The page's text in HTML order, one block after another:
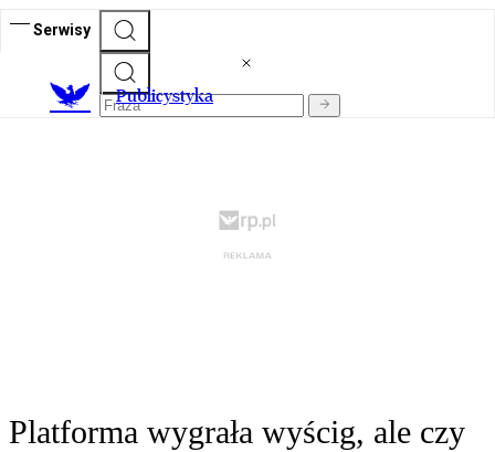
Serwisy
Publicystyka
Platforma wygrała wyścig, ale czy